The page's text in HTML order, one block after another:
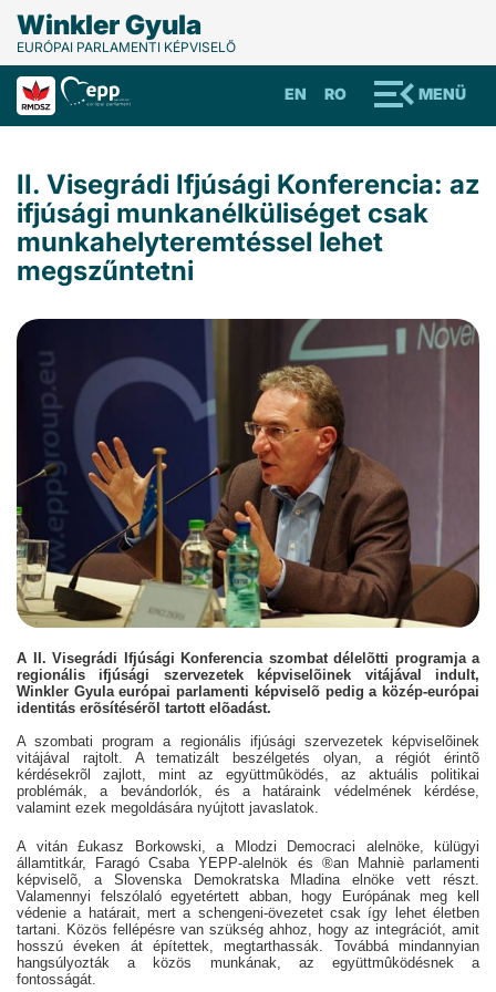
Winkler Gyula
EURÓPAI PARLAMENTI KÉPVISELŐ
MENÜ
RO
EN
II. Visegrádi Ifjúsági Konferencia: az
ifjúsági munkanélküliséget csak
munkahelyteremtéssel lehet
megszűntetni
A II. Visegrádi Ifjúsági Konferencia szombat délelõtti programja a
regionális ifjúsági szervezetek képviselõinek vitájával indult,
Winkler Gyula európai parlamenti képviselõ pedig a közép-európai
identitás erõsítésérõl tartott elõadást.
A szombati program a regionális ifjúsági szervezetek képviselõinek
vitájával rajtolt. A tematizált beszélgetés olyan, a régiót érintõ
kérdésekrõl zajlott, mint az együttmûködés, az aktuális politikai
problémák, a bevándorlók, és a határaink védelmének kérdése,
valamint ezek megoldására nyújtott javaslatok.
A vitán £ukasz Borkowski, a Mlodzi Democraci alelnöke, külügyi
államtitkár, Faragó Csaba YEPP-alelnök és ®an Mahniè parlamenti
képviselõ, a Slovenska Demokratska Mladina elnöke vett részt.
Valamennyi felszólaló egyetértett abban, hogy Európának meg kell
védenie a határait, mert a schengeni-övezetet csak így lehet életben
tartani. Közös fellépésre van szükség ahhoz, hogy az integrációt, amit
hosszú éveken át építettek, megtarthassák. Továbbá mindannyian
hangsúlyozták a közös munkának, az együttmûködésnek a
fontosságát.